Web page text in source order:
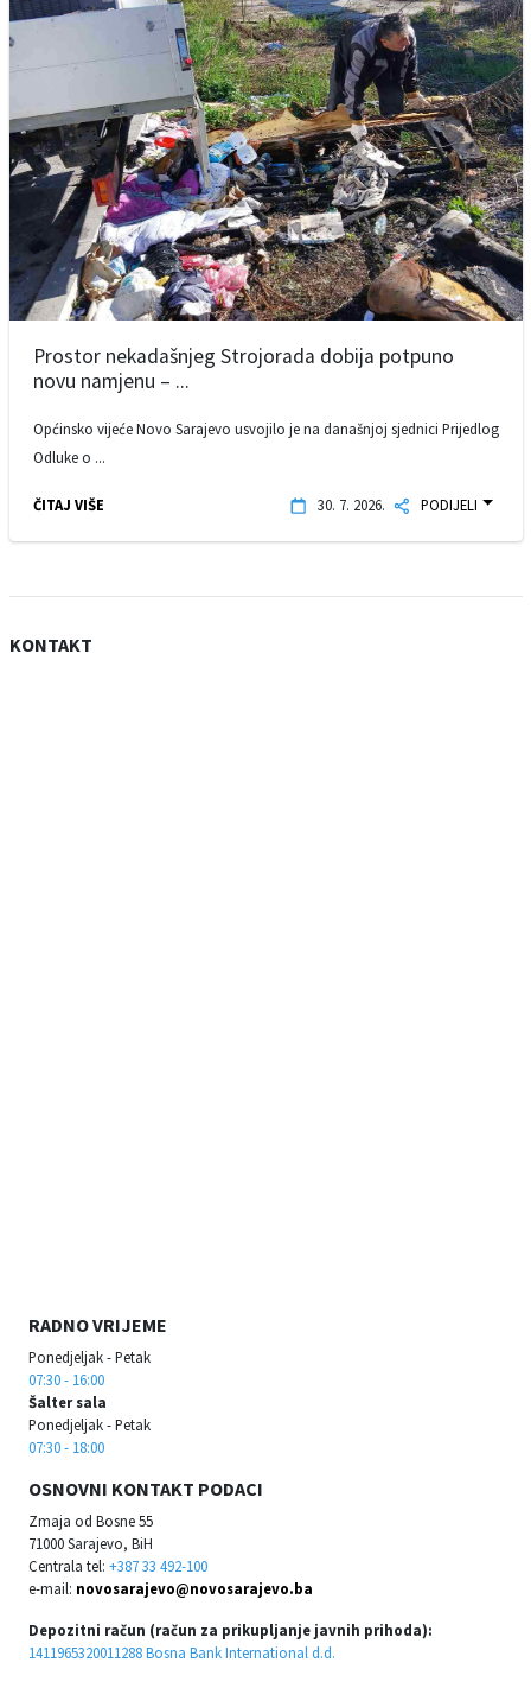
Prostor nekadašnjeg Strojorada dobija potpuno
novu namjenu – ...
Općinsko vijeće Novo Sarajevo usvojilo je na današnjoj sjednici Prijedlog
Odluke o ...
ČITAJ VIŠE 30. 7. 2026. PODIJELI
KONTAKT
RADNO VRIJEME
Ponedjeljak - Petak
07:30 - 16:00
Šalter sala
Ponedjeljak - Petak
07:30 - 18:00
OSNOVNI KONTAKT PODACI
Zmaja od Bosne 55
71000 Sarajevo, BiH
Centrala tel: +387 33 492-100
e-mail: novosarajevo@novosarajevo.ba
Depozitni račun (račun za prikupljanje javnih prihoda):
1411965320011288 Bosna Bank International d.d.